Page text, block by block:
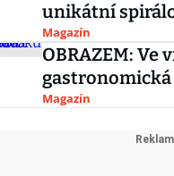
unikátní
Magazín
OBRAZEM:
gastronomická
Magazín